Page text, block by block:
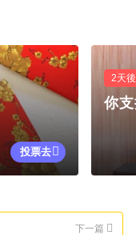
投票去
2天
你
下一篇